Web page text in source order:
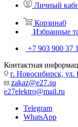
Личный
Корзина0
Избранные
+7 903 900 37
Контактная
г. Новосибирск, ул.
zakaz@e27.su
e27elektro@mail.ru
Telegram
WhatsApp